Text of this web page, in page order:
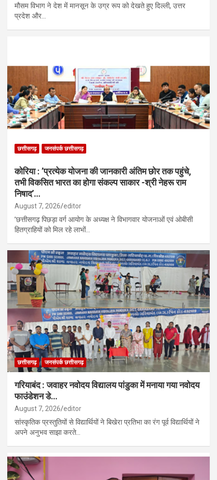
मौसम विभाग ने देश में मानसून के उग्र रूप को देखते हुए दिल्ली, उत्तर
प्रदेश और…
छत्तीसगढ़ जनसंपर्क छत्तीसगढ़
कोरिया : ’प्रत्येक योजना की जानकारी अंतिम छोर तक पहुंचे,
तभी विकसित भारत का होगा संकल्प साकार -श्री नेहरू राम
निषाद’…
August 7, 2026 editor
’छत्तीसगढ़ पिछड़ा वर्ग आयोग के अध्यक्ष ने विभागवार योजनाओं एवं ओबीसी
हितग्राहियों को मिल रहे लाभों…
छत्तीसगढ़ जनसंपर्क छत्तीसगढ़
गरियाबंद : जवाहर नवोदय विद्यालय पांडुका में मनाया गया नवोदय
फाउंडेशन डे…
August 7, 2026 editor
सांस्कृतिक प्रस्तुतियों से विद्यार्थियों ने बिखेरा प्रतिभा का रंग पूर्व विद्यार्थियों ने
अपने अनुभव साझा करते…